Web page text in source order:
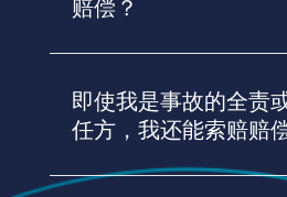
赔偿？
即使我是事故的全责
任方，我还能索赔赔